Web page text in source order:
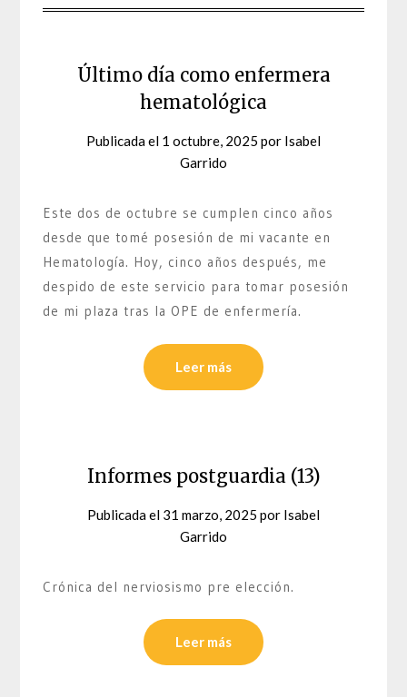
Último día como enfermera
hematológica
Publicada el 1 octubre, 2025 por Isabel
Garrido
Este dos de octubre se cumplen cinco años
desde que tomé posesión de mi vacante en
Hematología. Hoy, cinco años después, me
despido de este servicio para tomar posesión
de mi plaza tras la OPE de enfermería.
Leer más
Informes postguardia (13)
Publicada el 31 marzo, 2025 por Isabel
Garrido
Crónica del nerviosismo pre elección.
Leer más